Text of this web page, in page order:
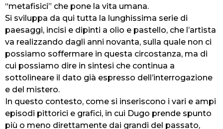
“metafisici” che pone la vita umana.
Si sviluppa da qui tutta la lunghissima serie di
paesaggi, incisi e dipinti a olio e pastello, che l’artista
va realizzando dagli anni novanta, sulla quale non ci
possiamo soffermare in questa circostanza, ma di
cui possiamo dire in sintesi che continua a
sottolineare il dato già espresso dell’interrogazione
e del mistero.
In questo contesto, come si inseriscono i vari e ampi
episodi pittorici e grafici, in cui Dugo prende spunto
più o meno direttamente dai grandi del passato,